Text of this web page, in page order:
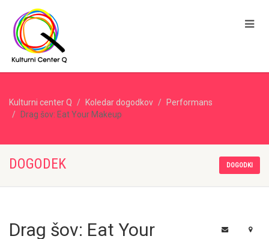
Kulturni center Q Koledar dogodkov
Performans
Drag šov: Eat Your Makeup
DOGODEK DOGODKI
Drag šov: Eat Your